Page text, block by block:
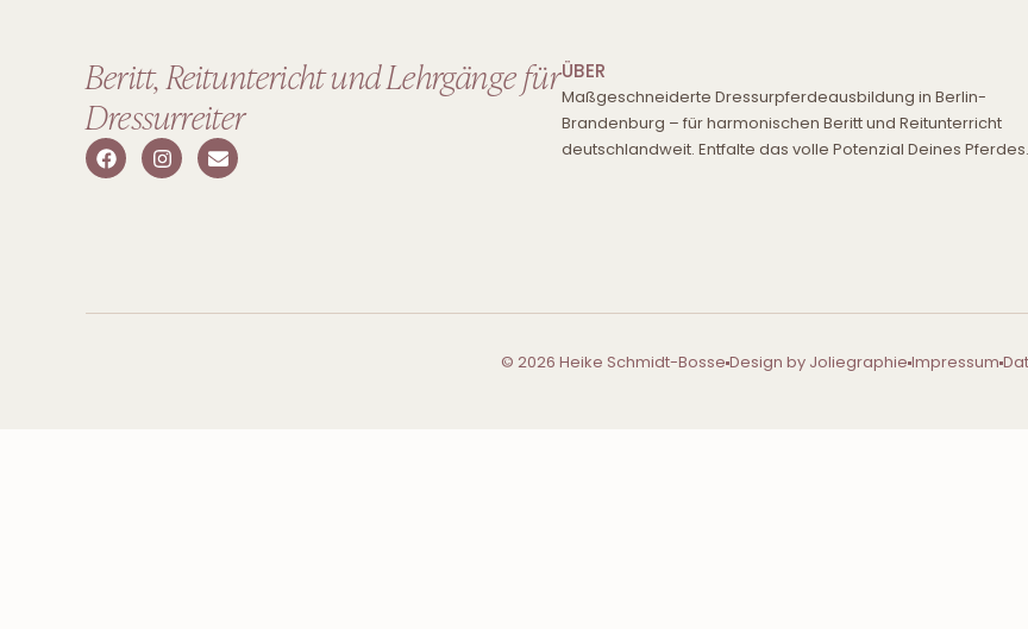
Beritt, Reituntericht und Lehrgänge für
Dressurreiter
ÜBER
Maßgeschneiderte Dressurpferdeausbildung in Berlin-
Brandenburg – für harmonischen Beritt und Reitunterricht
deutschlandweit. Entfalte das volle Potenzial Deines Pferdes.
© 2026 Heike Schmidt-BosseDesign by JoliegraphieImpressum